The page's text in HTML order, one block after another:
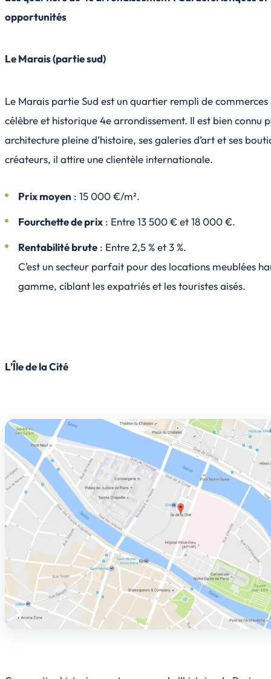
opportunités
Le Marais (partie sud)
Le Marais partie Sud est un quartier rempli de commerces
célèbre et historique 4e arrondissement. Il est bien connu
architecture pleine d’histoire, ses galeries d’art et ses
créateurs, il attire une clientèle internationale.
Prix moyen : 15 000 €/m².
Fourchette de prix : Entre 13 500 € et 18 000 €.
Rentabilité brute : Entre 2,5 % et 3 %.
C’est un secteur parfait pour des locations meublées
gamme, ciblant les expatriés et les touristes aisés.
L’Île de la Cité